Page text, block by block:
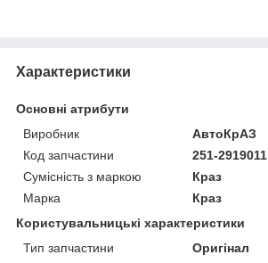
Характеристики
Основні атрибути
Виробник
АвтоКрАЗ
Код запчастини
251-2919011
Сумісність з маркою
Краз
Марка
Краз
Користувальницькі характеристики
Тип запчастини
Оригінал